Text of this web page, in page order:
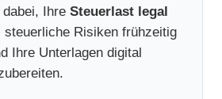
Ihre Steuerlast legal
steuerliche Risiken frühzeitig
Ihre Unterlagen digital